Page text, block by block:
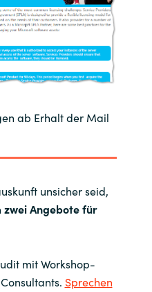
ab Erhalt der Mail
unsicher seid,
zwei Angebote für
mit Workshop-
Sprechen